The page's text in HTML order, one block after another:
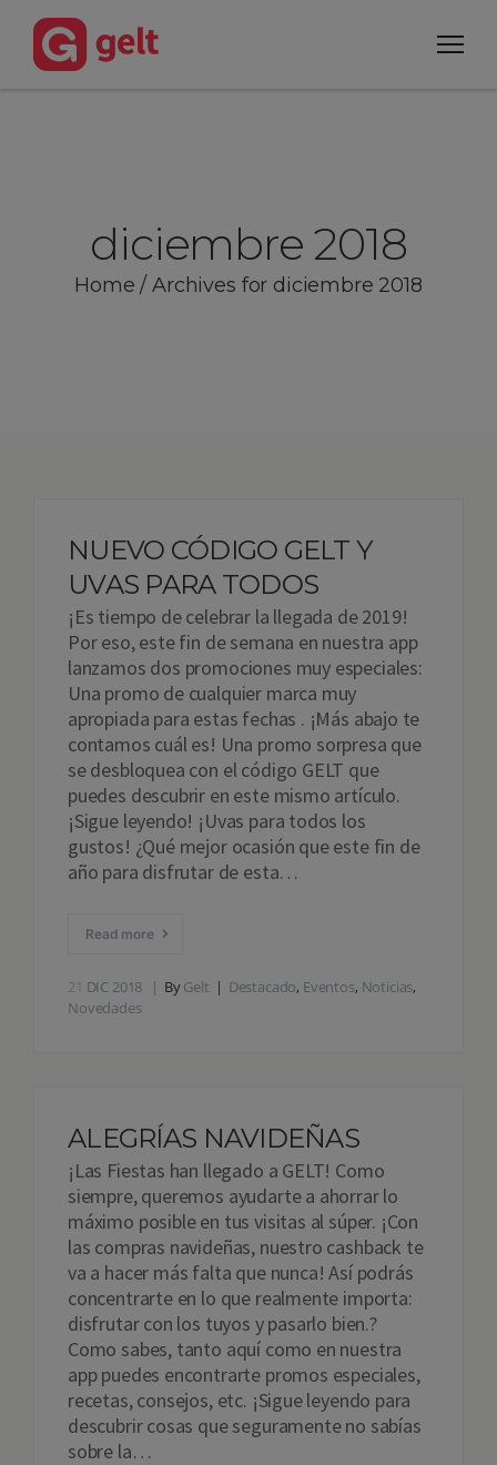
diciembre 2018
Home / Archives for diciembre 2018
NUEVO CÓDIGO GELT Y
UVAS PARA TODOS
¡Es tiempo de celebrar la llegada de 2019!
Por eso, este fin de semana en nuestra app
lanzamos dos promociones muy especiales:
Una promo de cualquier marca muy
apropiada para estas fechas . ¡Más abajo te
contamos cuál es! Una promo sorpresa que
se desbloquea con el código GELT que
puedes descubrir en este mismo artículo.
¡Sigue leyendo! ¡Uvas para todos los
gustos! ¿Qué mejor ocasión que este fin de
año para disfrutar de esta…
Read more
21 DIC 2018 ByGelt Destacado, Eventos, Noticias,
Novedades
ALEGRÍAS NAVIDEÑAS
¡Las Fiestas han llegado a GELT! Como
siempre, queremos ayudarte a ahorrar lo
máximo posible en tus visitas al súper. ¡Con
las compras navideñas, nuestro cashback te
va a hacer más falta que nunca! Así podrás
concentrarte en lo que realmente importa:
disfrutar con los tuyos y pasarlo bien.?
Como sabes, tanto aquí como en nuestra
app puedes encontrarte promos especiales,
recetas, consejos, etc. ¡Sigue leyendo para
descubrir cosas que seguramente no sabías
sobre la…